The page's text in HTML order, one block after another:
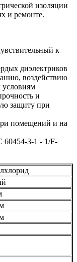
изоляции
и ремонте.
к
диэлектриков
воздействию
условиям
и
защиту при
помещений и на
60454-3-1 - 1/F-